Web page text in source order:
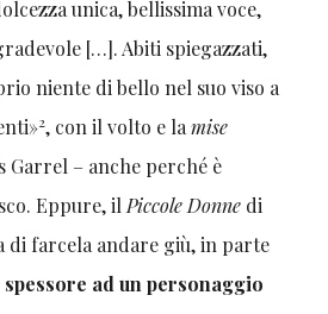
unica, bellissima voce,
[…]. Abiti spiegazzati,
niente di bello nel suo viso a
2, con il volto e lamise
Garrel – anche perché è
Eppure, ilPiccole Donnedi
di farcela andare giù, in parte
ad un personaggio